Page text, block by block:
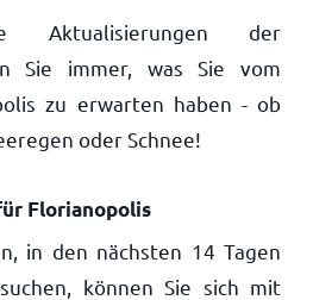
Aktualisierungen der
Sie immer, was Sie vom
zu erwarten haben - ob
oder Schnee!
Florianopolis
in den nächsten 14 Tagen
können Sie sich mit